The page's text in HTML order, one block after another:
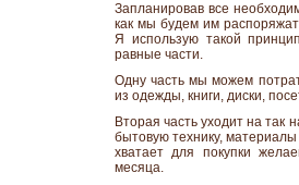
Запланировав все
как мы будем им
Я использую такой
равные части.
Одну часть мы можем
из одежды, книги, диски,
Вторая часть уходит на
бытовую технику,
хватает для покупки
месяца.